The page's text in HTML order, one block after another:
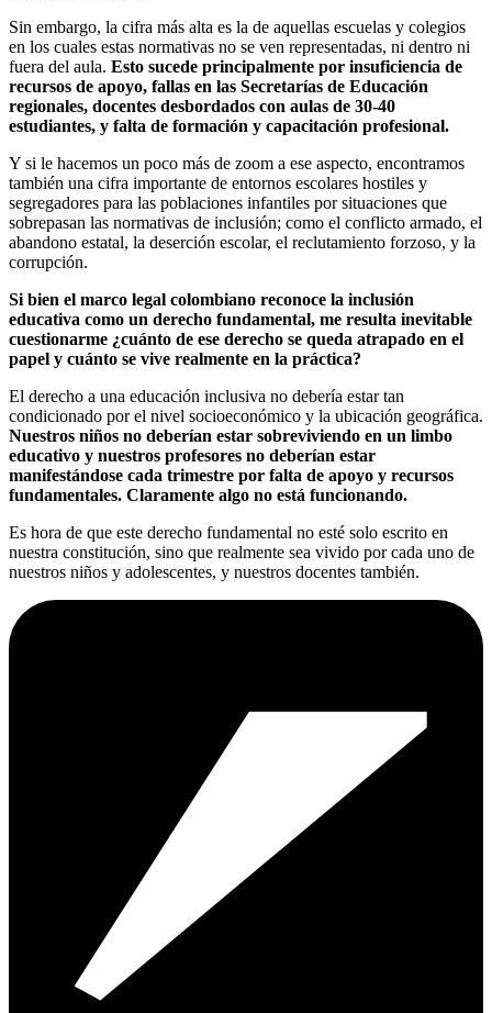
Sin embargo, la cifra más alta es la de aquellas escuelas y colegios
en los cuales estas normativas no se ven representadas, ni dentro ni
fuera del aula. Esto sucede principalmente por insuficiencia de
recursos de apoyo, fallas en las Secretarías de Educación
regionales, docentes desbordados con aulas de 30-40
estudiantes, y falta de formación y capacitación profesional.
Y si le hacemos un poco más de zoom a ese aspecto, encontramos
también una cifra importante de entornos escolares hostiles y
segregadores para las poblaciones infantiles por situaciones que
sobrepasan las normativas de inclusión; como el conflicto armado, el
abandono estatal, la deserción escolar, el reclutamiento forzoso, y la
corrupción.
Si bien el marco legal colombiano reconoce la inclusión
educativa como un derecho fundamental, me resulta inevitable
cuestionarme ¿cuánto de ese derecho se queda atrapado en el
papel y cuánto se vive realmente en la práctica?
El derecho a una educación inclusiva no debería estar tan
condicionado por el nivel socioeconómico y la ubicación geográfica.
Nuestros niños no deberían estar sobreviviendo en un limbo
educativo y nuestros profesores no deberían estar
manifestándose cada trimestre por falta de apoyo y recursos
fundamentales. Claramente algo no está funcionando.
Es hora de que este derecho fundamental no esté solo escrito en
nuestra constitución, sino que realmente sea vivido por cada uno de
nuestros niños y adolescentes, y nuestros docentes también.